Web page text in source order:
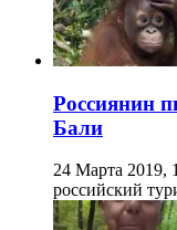
Россиянин
Бали
24 Марта 2019,
российский